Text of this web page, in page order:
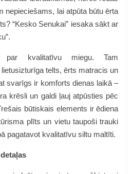
nepieciešams, lai atpūta būtu ērta
“Kesko Senukai” iesaka sākt ar
par kvalitatīvu miegu. Tam
telts, ērts matracis un
svarīgs ir komforts dienas laikā –
krēsli un galdi ļauj atpūsties pēc
būtiskais elements ir ēdiena
plīts un vietu taupoši trauki
pagatavot kvalitatīvu siltu maltīti.